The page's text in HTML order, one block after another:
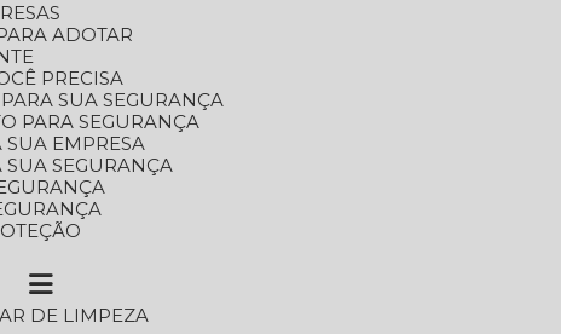
ADOTAR
PRECISA
SUA SEGURANÇA
PARA SEGURANÇA
SUA EMPRESA
SUA SEGURANÇA
DE LIMPEZA